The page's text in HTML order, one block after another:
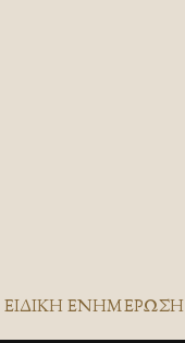
ΕΙΔΙΚΉ ΕΝΗΜΈΡΩΣΗ